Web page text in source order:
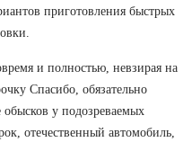
приготовления быстрых
и полностью, невзирая на
Спасибо, обязательно
у подозреваемых
отечественный автомобиль,